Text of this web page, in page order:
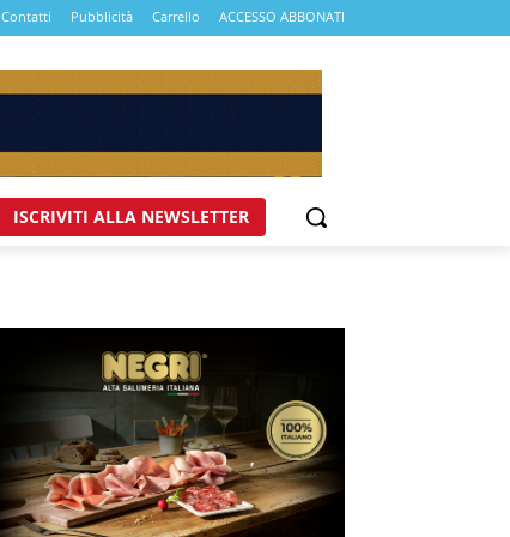
Contatti Pubblicità Carrello ACCESSO ABBONATI
ISCRIVITI ALLA NEWSLETTER